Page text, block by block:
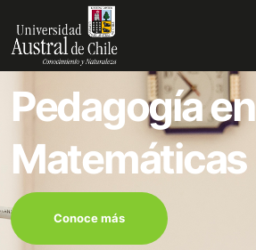
Pedagogía en
Matemáticas
Conoce más